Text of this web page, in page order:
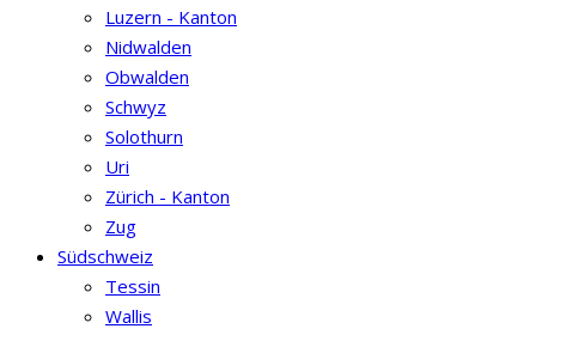
Luzern - Kanton
Nidwalden
Obwalden
Schwyz
Solothurn
Uri
Zürich - Kanton
Zug
Südschweiz
Tessin
Wallis